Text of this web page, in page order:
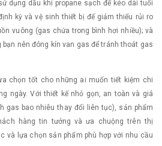
dụng dầu khí propane sạch để kéo dài tuổi
kỳ và vệ sinh thiết bị để giảm thiểu rủi ro
vuông (gas chứa trong bình hơi nhiều); và
nên đóng kín van gas để tránh thoát gas
chọn tốt cho những ai muốn tiết kiệm chi
ngày. Với thiết kế nhỏ gọn, an toàn và giá
gas bao nhiêu thay đổi liên tục), sản phẩm
hàng tin tưởng và ưa chuộng trên thị
và lựa chọn sản phẩm phù hợp với nhu cầu